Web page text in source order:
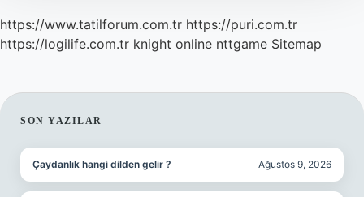
https://www.tatilforum.com.tr https://puri.com.tr
https://logilife.com.tr knight online nttgame Sitemap
SIDEBAR
SON YAZILAR
Çaydanlık hangi dilden gelir ? Ağustos 9, 2026